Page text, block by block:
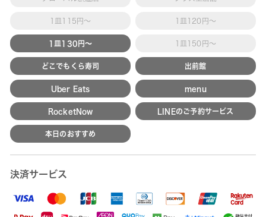
1皿115円～ 1皿120円～
1皿130円～ 1皿150円～
どこでもくら寿司 出前館
Uber Eats menu
RocketNow LINEのご予約サービス
本日のおすすめ
決済サービス